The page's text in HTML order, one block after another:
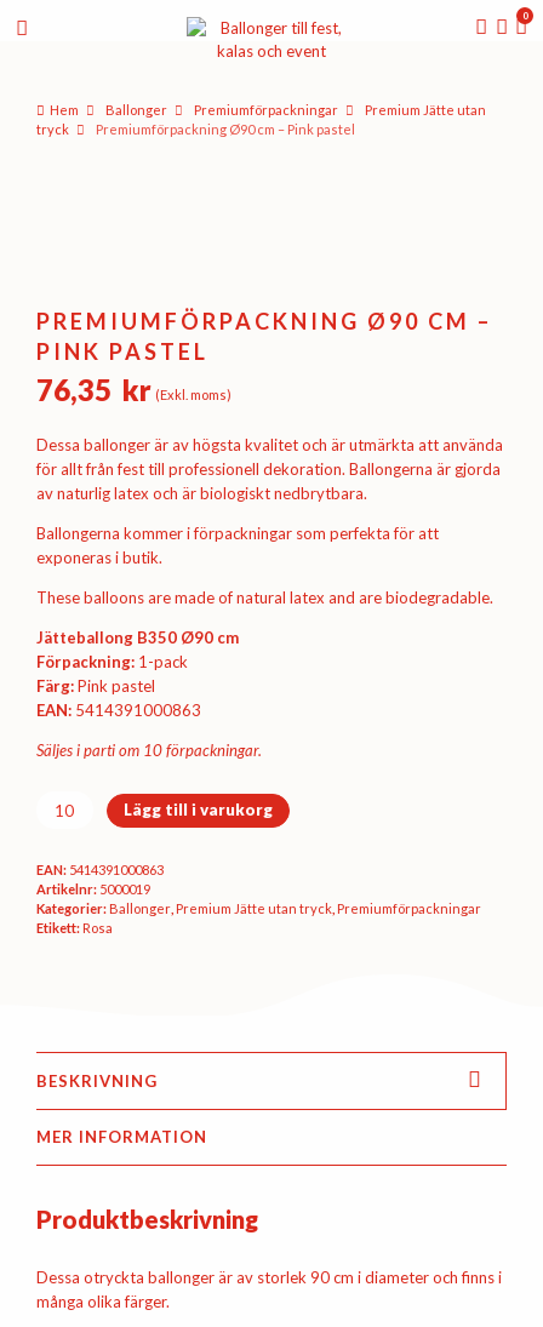
0
Hem Ballonger Premium­förpackningar
Premium Jätte utan
tryck
Premiumförpackning Ø90 cm – Pink pastel
PREMIUMFÖRPACKNING Ø90 CM –
PINK PASTEL
76,35 kr (Exkl. moms)
Dessa ballonger är av högsta kvalitet och är utmärkta att använda
för allt från fest till professionell dekoration. Ballongerna är gjorda
av naturlig latex och är biologiskt nedbrytbara.
Ballongerna kommer i förpackningar som perfekta för att
exponeras i butik.
These balloons are made of natural latex and are biodegradable.
Jätteballong B350 Ø90 cm
Förpackning:1-pack
Färg:Pink pastel
EAN:5414391000863
Säljes i parti om 10 förpackningar.
Premiumförpackning
-
Pink
pastel
Lägg till i varukorg
EAN: 5414391000863
Artikelnr: 5000019
Kategorier: Ballonger, Premium Jätte utan tryck, Premium­förpackningar
Etikett: Rosa
BESKRIVNING
MER INFORMATION
Produktbeskrivning
Dessa otryckta ballonger är av storlek 90 cm i diameter och finns i
många olika färger.